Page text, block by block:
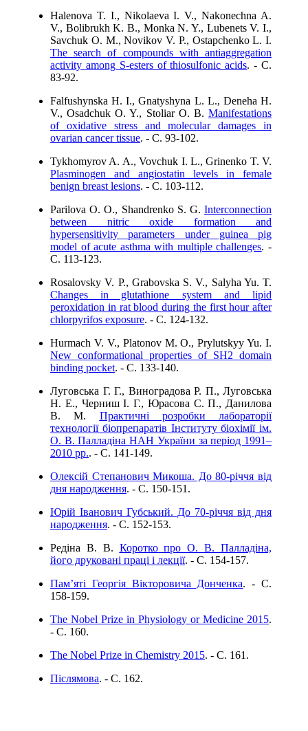
Halenova T. I., Nikolaeva I. V., Nakonechna A.
V., Bolibrukh K. B., Monka N. Y., Lubenets V. I.,
Savchuk O. M., Novikov V. P., Ostapchenko L. I.
The search of compounds with antiaggregation
activity among S-esters of thiosulfonic acids. - C.
83-92.
Falfushynska H. I., Gnatyshyna L. L., Deneha H.
V., Osadchuk O. Y., Stoliar O. B. Manifestations
of oxidative stress and molecular damages in
ovarian cancer tissue. - C. 93-102.
Tykhomyrov A. A., Vovchuk I. L., Grinenko T. V.
Plasminogen and angiostatin levels in female
benign breast lesions. - C. 103-112.
Parilova O. O., Shandrenko S. G. Interconnection
between nitric oxide formation and
hypersensitivity parameters under guinea pig
model of acute asthma with multiple challenges. -
C. 113-123.
Rosalovsky V. P., Grabovska S. V., Salyha Yu. T.
Changes in glutathione system and lipid
peroxidation in rat blood during the first hour after
chlorpyrifos exposure. - C. 124-132.
Hurmach V. V., Platonov M. O., Prylutskyy Yu. I.
New conformational properties of SH2 domain
binding pocket. - C. 133-140.
Луговська Г. Г., Виноградова Р. П., Луговська
Н. Е., Черниш І. Г., Юрасова С. П., Данилова
В. М. Практичні розробки лабораторії
технології біопрепаратів Інституту біохімії ім.
О. В. Палладіна НАН України за період 1991–
2010 рр.. - C. 141-149.
Олексій Степанович Микоша. До 80-річчя від
дня народження. - C. 150-151.
Юрій Іванович Губський. До 70-річчя від дня
народження. - C. 152-153.
Редіна В. В. Коротко про О. В. Палладіна,
його друковані праці і лекції. - C. 154-157.
Пам’яті Георгія Вікторовича Донченка. - C.
158-159.
The Nobel Prize in Physiology or Medicine 2015.
- C. 160.
The Nobel Prize in Chemistry 2015. - C. 161.
Післямова. - C. 162.